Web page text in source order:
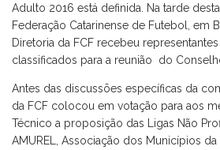
Adulto 2016 está definida. Na tarde
Federação Catarinense de Futebol, em
Diretoria da FCF recebeu
classificados para a reunião do
Antes das discussões específicas da
da FCF colocou em votação para aos
Técnico a proposição das Ligas Não
AMUREL, Associação dos Municípios